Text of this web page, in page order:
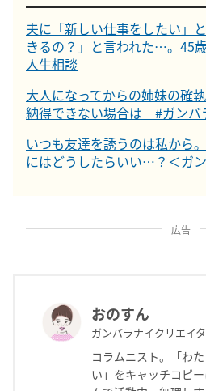
夫に「新しい仕事をしたい」
きるの？」と言われた…。45
人生相談
大人になってからの姉妹の確
納得できない場合は #ガンバ
いつも友達を誘うのは私から
にはどうしたらいい…？＜ガ
広告
おのすん
ガンバラナイクリエイ
コラムニスト。「わ
い」をキャッチコピ